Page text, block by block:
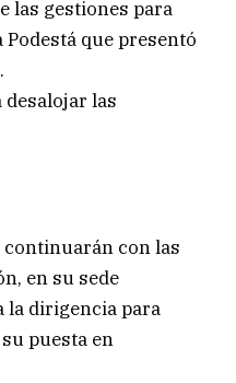
las gestiones para
que presentó
las
con las
en su sede
la dirigencia para
puesta en